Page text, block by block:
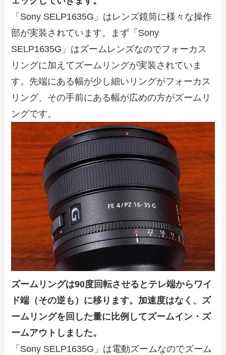
「Sony SELP1635G」はレンズ鏡筒に様々な操作
部が実装されています。まず「Sony
SELP1635G」はズームレンズなのでフォーカス
リングに加えてズームリングが実装されていま
す。先端にある幅が少し細いリングがフォーカス
リング、その手前にある幅が広めの方がズームリ
ングです。
ズームリングは90度回転させるとテレ端からワイ
ド端（その逆も）に移ります。加速度はなく、ズ
ームリングを回した量に比例してズームイン・ズ
ームアウトしました。
「Sony SELP1635G」は電動ズームなのでズーム